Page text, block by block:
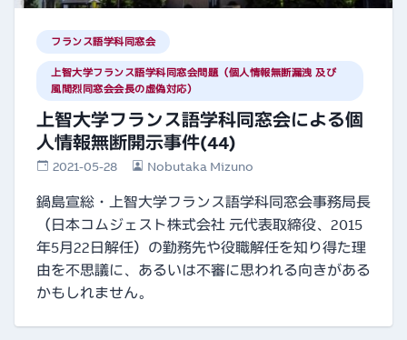
フランス語学科同窓会
上智大学フランス語学科同窓会問題（個人情報無断漏洩 及び
風間烈同窓会会長の虚偽対応）
上智大学フランス語学科同窓会による個
人情報無断開示事件(44)
2021-05-28 Nobutaka Mizuno
鍋島宣総・上智大学フランス語学科同窓会事務局長
（日本コムジェスト株式会社 元代表取締役、2015
年5月22日解任）の勤務先や役職解任を知り得た理
由を不思議に、あるいは不審に思われる向きがある
かもしれません。